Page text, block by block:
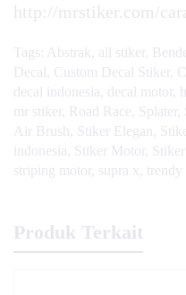
http://mrstiker.com/
Tags: Abstrak all stiker
Decal
Custom Decal Stiker
decal indonesia decal motor
mr stiker
Road Race Splater
Air Brush
Stiker Elegan
indonesia
Stiker Motor
striping motor
supra x trendy
Produk Terkait